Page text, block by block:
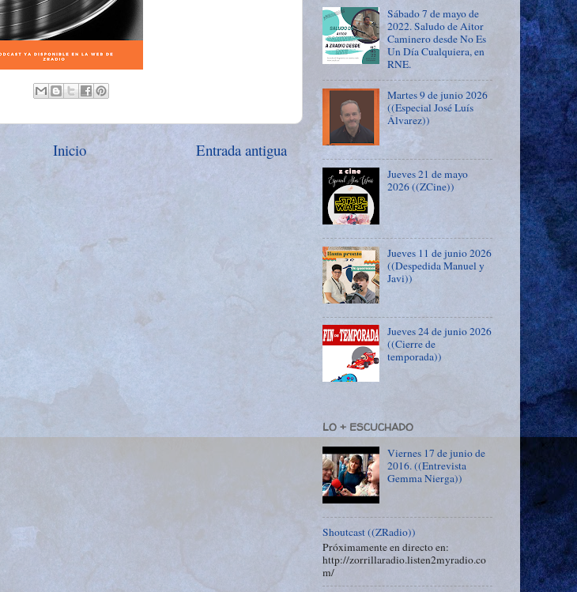
Entrada antigua
Inicio
Sábado 7 de mayo de
2022. Saludo de Aitor
Caminero desde No Es
Un Día Cualquiera, en
RNE.
Martes 9 de junio 2026
((Especial José Luís
Álvarez))
Jueves 21 de mayo
2026 ((ZCine))
Jueves 11 de junio 2026
((Despedida Manuel y
Javi))
Jueves 24 de junio 2026
((Cierre de
temporada))
LO + ESCUCHADO
Viernes 17 de junio de
2016. ((Entrevista
Gemma Nierga))
Shoutcast ((ZRadio))
Próximamente en directo en:
http://zorrillaradio.listen2myradio.co
m/